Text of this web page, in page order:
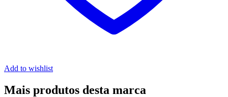
Add to wishlist
Mais produtos desta marca